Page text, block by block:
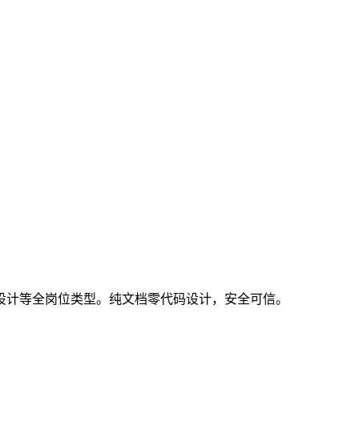
等全岗位类型。纯文档零代码设计，安全可信。